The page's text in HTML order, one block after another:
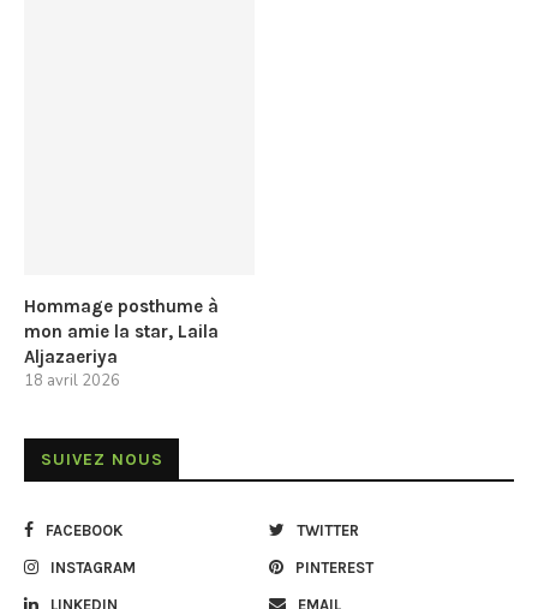
Hommage posthume à
mon amie la star, Laila
Aljazaeriya
18 avril 2026
SUIVEZ NOUS
FACEBOOK TWITTER
INSTAGRAM PINTEREST
LINKEDIN EMAIL